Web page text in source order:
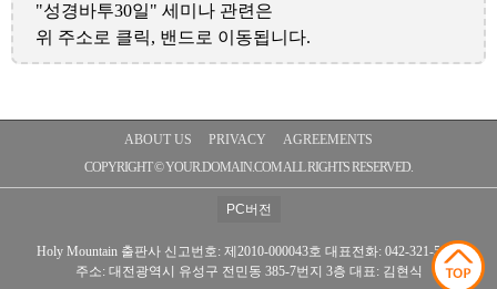
"성경바투30일" 세미나 관련은
위 주소로 클릭, 밴드로 이동됩니다.
ABOUT US PRIVACY
AGREEMENTS
COPYRIGHT © YOUR.DOMAIN.COM ALL RIGHTS RESERVED.
Holy Mountain 출판사 신고번호: 제2010-000043호 대표전화: 042-321-5073
주소: 대전광역시 유성구 전민동 385-7번지 3층 대표: 김현식